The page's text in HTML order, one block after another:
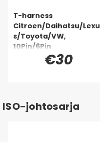
T-harness
Citroen/Daihatsu/Lexu
s/Toyota/VW,
10Pin/6Pin
€30
ISO-johtosarja